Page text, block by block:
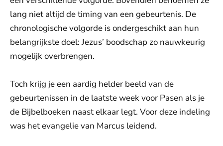
lang niet altijd de timing van een gebeurtenis. De
chronologische volgorde is ondergeschikt aan hun
belangrijkste doel: Jezus’ boodschap zo nauwkeurig
mogelijk overbrengen.
Toch krijg je een aardig helder beeld van de
gebeurtenissen in de laatste week voor Pasen als je
de Bijbelboeken naast elkaar legt. Voor deze indeling
was het evangelie van Marcus leidend.